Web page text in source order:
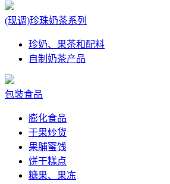
(现调)珍珠奶茶系列
珍奶、果茶和配料
自制奶茶产品
包装食品
膨化食品
干果炒货
果脯蜜饯
饼干糕点
糖果、果冻